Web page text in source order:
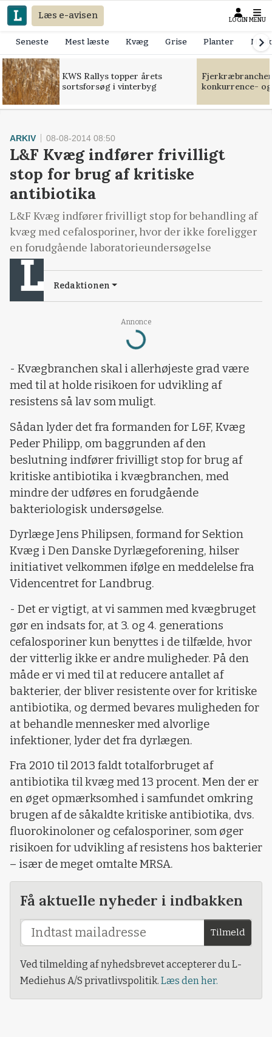
Læs e-avisen LOGIN MENU
Seneste Mest læste Kvæg Grise Planter
KWS Rallys topper årets
sortsforsøg i vinterbyg
konkurrence-
Annonce
Loading...
ARKIV 08-08-2014 08:50
L&F Kvæg indfører frivilligt
stop for brug af kritiske
antibiotika
L&F Kvæg indfører frivilligt stop for behandling af
kvæg med cefalosporiner, hvor der ikke foreligger
en forudgående laboratorieundersøgelse
Redaktionen
- Kvægbranchen skal i allerhøjeste grad være
med til at holde risikoen for udvikling af
resistens så lav som muligt.
Sådan lyder det fra formanden for L&F, Kvæg
Peder Philipp, om baggrunden af den
beslutning indfører frivilligt stop for brug af
kritiske antibiotika i kvægbranchen, med
mindre der udføres en forudgående
bakteriologisk undersøgelse.
Dyrlæge Jens Philipsen, formand for Sektion
Kvæg i Den Danske Dyrlægeforening, hilser
initiativet velkommen ifølge en meddelelse fra
Videncentret for Landbrug.
- Det er vigtigt, at vi sammen med kvægbruget
gør en indsats for, at 3. og 4. generations
cefalosporiner kun benyttes i de tilfælde, hvor
der vitterlig ikke er andre muligheder. På den
måde er vi med til at reducere antallet af
bakterier, der bliver resistente over for kritiske
antibiotika, og dermed bevares muligheden for
at behandle mennesker med alvorlige
infektioner, lyder det fra dyrlægen.
Fra 2010 til 2013 faldt totalforbruget af
antibiotika til kvæg med 13 procent. Men der er
en øget opmærksomhed i samfundet omkring
brugen af de såkaldte kritiske antibiotika, dvs.
fluorokinoloner og cefalosporiner, som øger
risikoen for udvikling af resistens hos bakterier
– især de meget omtalte MRSA.
Få aktuelle nyheder i indbakken
Tilmeld
Ved tilmelding af nyhedsbrevet accepterer du L-
Mediehus A/S privatlivspolitik. Læs den her.